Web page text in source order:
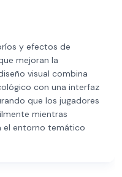
y efectos de
mejoran la
visual combina
con una interfaz
que los jugadores
mientras
el entorno temático